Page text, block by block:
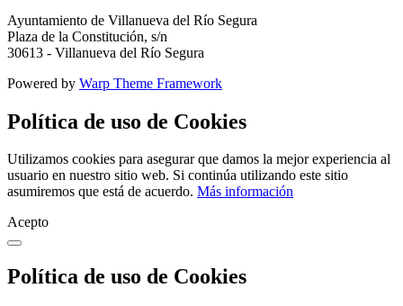
Ayuntamiento de Villanueva del Río Segura
Plaza de la Constitución, s/n
30613 - Villanueva del Río Segura
Powered by Warp Theme Framework
Política de uso de Cookies
Utilizamos cookies para asegurar que damos la mejor experiencia al
usuario en nuestro sitio web. Si continúa utilizando este sitio
asumiremos que está de acuerdo. Más información
Acepto
Política de uso de Cookies